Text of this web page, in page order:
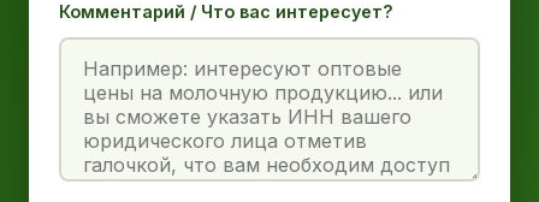
Комментарий / Что вас интересует?